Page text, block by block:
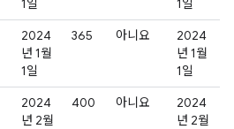
1일
1일
2024
년 1월
1일
365 아니요
2024
년 1월
1일
2024
년 2월
400 아니요
2024
년 2월